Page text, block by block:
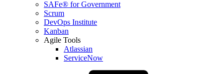
SAFe® for Government
Scrum
DevOps Institute
Kanban
Agile Tools
Atlassian
ServiceNow